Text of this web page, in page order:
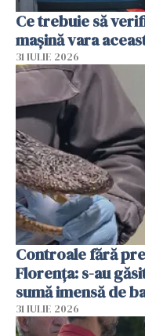
Ce trebuie să
mașină vara
31 IULIE 2026
Controale fără
Florența: s-au
sumă imensă de
31 IULIE 2026